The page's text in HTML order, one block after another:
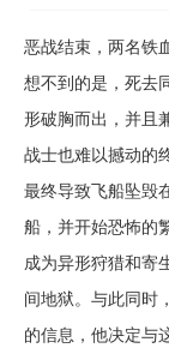
恶战结束，两名铁
想不到的是，死去
形破胸而出，并且
战士也难以撼动的
最终导致飞船坠毁
船，并开始恐怖的
成为异形狩猎和寄
间地狱。与此同时
的信息，他决定与